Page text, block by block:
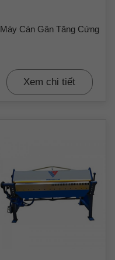
Máy Cán Gân Tăng Cứng
Xem chi tiết